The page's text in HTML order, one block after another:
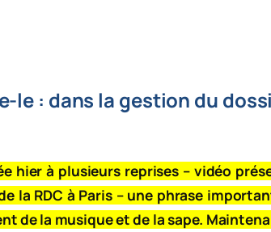
le : dans la gestion du
hier à plusieurs reprises – vidéo
la RDC à Paris – une phrase
de la musique et de la sape.